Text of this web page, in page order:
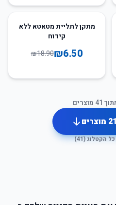
66%מתקן לתליית מטאטא ללא
קידוח
₪6.50
₪18.90
41 מוצרים
21 מוצרים
הקטלוג (41
)